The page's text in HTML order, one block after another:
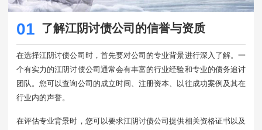
01 了解江阴讨债公司的信誉与资质
在选择江阴讨债公司时，首先要对公司的专业背景进行深入了解。一
个有实力的江阴讨债公司通常会有丰富的行业经验和专业的债务追讨
团队。您可以查询公司的成立时间、注册资本、以往成功案例及其在
行业内的声誉。
在评估专业背景时，您可以要求江阴讨债公司提供相关资格证书以及